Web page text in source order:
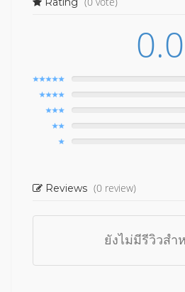
Reviews (0 review)
ยังไม่มีรีวิวสำ